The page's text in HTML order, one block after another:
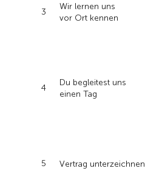
3
Wir lernen uns
vor Ort kennen
4
Du begleitest uns
einen Tag
5 Vertrag unterzeichnen